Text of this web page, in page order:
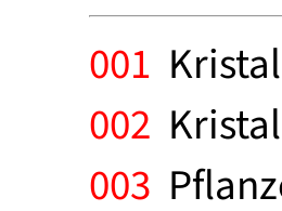
001
002
003